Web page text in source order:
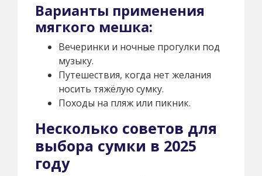
Варианты применения
мягкого мешка:
Вечеринки и ночные прогулки под
музыку.
Путешествия, когда нет желания
носить тяжёлую сумку.
Походы на пляж или пикник.
Несколько советов для
выбора сумки в 2025
году